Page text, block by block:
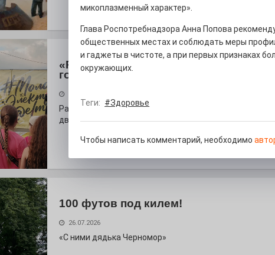
«Районы-кварталы» путешествуют по
городу
Радость в квадрате! На этой неделе электростальцев
дважды порадует проект «Районы-кварталы».
100 футов под килем!
26.07.2026
«С ними дядька Черномор»
микоплазменный характер».
Глава Роспотребнадзора Анна Попова
общественных местах и соблюдать меры
и гаджеты в чистоте, а при первых признаках
окружающих.
Теги: #Здоровье
Чтобы написать комментарий, необходимо